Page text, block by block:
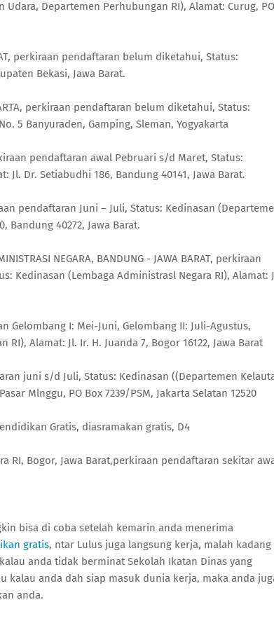
Departemen Perhubungan RI), Alamat: Curug, PO
perkiraan pendaftaran belum diketahui, Status:
Bekasi, Jawa Barat.
perkiraan pendaftaran belum diketahui, Status:
5 Banyuraden, Gamping, Sleman, Yogyakarta
pendaftaran awal Pebruari s/d Maret, Status:
Dr. Setiabudhi 186, Bandung 40141, Jawa Barat.
pendaftaran Juni – Juli, Status: Kedinasan
Bandung 40272, Jawa Barat.
NEGARA, BANDUNG - JAWA BARAT, perkiraan
Kedinasan (Lembaga Administrasl Negara RI), Alamat:
Gelombang I: Mei-Juni, Gelombang II: Juli-Agustus,
Alamat: Jl. Ir. H. Juanda 7, Bogor 16122, Jawa Barat
juni s/d Juli, Status: Kedinasan ((Departemen
Mlnggu, PO Box 7239/PSM, Jakarta Selatan 12520
Gratis, diasramakan gratis, D4
RI, Bogor, Jawa Barat,perkiraan pendaftaran sekitar
bisa di coba setelah kemarin anda menerima
gratis, ntar Lulus juga langsung kerja, malah kadang
anda tidak berminat Sekolah Ikatan Dinas yang
kalau anda dah siap masuk dunia kerja, maka anda
anda.